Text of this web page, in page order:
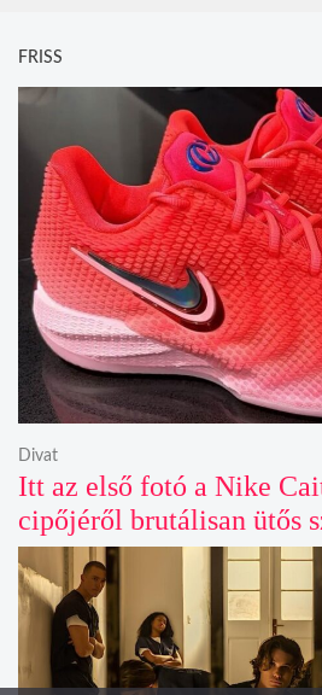
FRISS
Itt az első fotó a Nike
cipőjéről brutálisan ütős
Divat